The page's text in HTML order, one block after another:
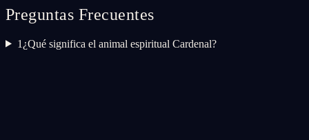
Preguntas Frecuentes
1 ¿Qué significa el animal espiritual Cardenal?